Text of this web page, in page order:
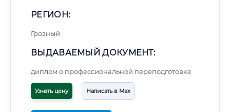
РЕГИОН:
Грозный
ВЫДАВАЕМЫЙ ДОКУМЕНТ:
диплом о профессиональной переподготовке
Узнать цену Написать в Max